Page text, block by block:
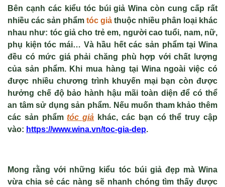
Bên cạnh các kiểu tóc búi giả Wina còn cung cấp rất
nhiều các sản phẩm tóc giả thuộc nhiều phân loại khác
nhau như: tóc giả cho trẻ em, người cao tuổi, nam, nữ,
phụ kiện tóc mái… Và hầu hết các sản phẩm tại Wina
đều có mức giá phải chăng phù hợp với chất lượng
của sản phẩm. Khi mua hàng tại Wina ngoài việc có
được nhiều chương trình khuyến mại bạn còn được
hưởng chế độ bảo hành hậu mãi toàn diện để có thể
an tâm sử dụng sản phẩm. Nếu muốn tham khảo thêm
các sản phẩmtóc giả khác, các bạn có thể truy cập
vào: https://www.wina.vn/toc-gia-dep.
Mong rằng với những kiểu tóc búi giả đẹp mà Wina
vừa chia sẻ các nàng sẽ nhanh chóng tìm thấy được